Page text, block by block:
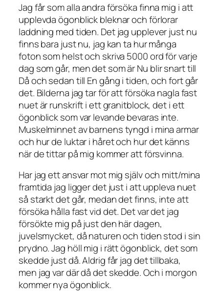
Jag får som alla andra försöka finna mig i att
upplevda ögonblick bleknar och förlorar
laddning med tiden. Det jag upplever just nu
finns bara just nu, jag kan ta hur många
foton som helst och skriva 5000 ord för varje
dag som går, men det som är Nu blir snart till
Då och sedan till En gång i tiden, och fort går
det. Bilderna jag tar för att försöka nagla fast
nuet är runskrift i ett granitblock, det i ett
ögonblick som var levande bevaras inte.
Muskelminnet av barnens tyngd i mina armar
och hur de luktar i håret och hur det känns
när de tittar på mig kommer att försvinna.
Har jag ett ansvar mot mig själv och mitt/mina
framtida jag ligger det just i att uppleva nuet
så starkt det går, medan det finns, inte att
försöka hålla fast vid det. Det var det jag
försökte mig på just den här dagen,
juvelsmycket, då naturen och tiden stod i sin
prydno. Jag höll mig i rätt ögonblick, det som
skedde just då. Aldrig får jag det tillbaka,
men jag var där då det skedde. Och i morgon
kommer nya ögonblick.